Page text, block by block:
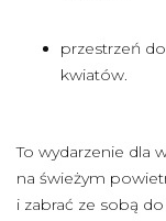
przestrzeń
kwiatów.
To wydarzenie dla
na świeżym
i zabrać ze sobą